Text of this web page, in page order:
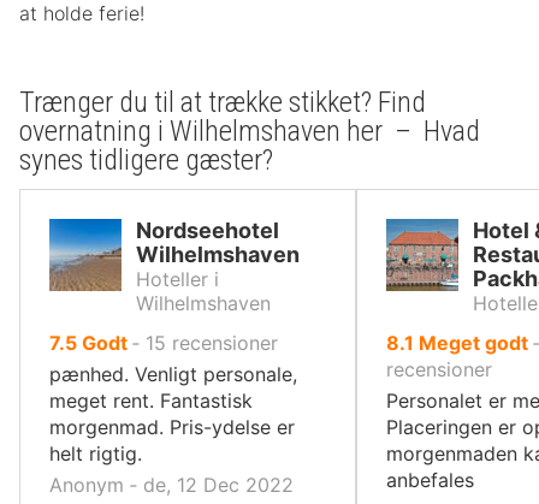
at holde ferie!
Trænger du til at trække stikket? Find
overnatning i Wilhelmshaven her – Hvad
synes tidligere gæster?
Nordseehotel
Wilhelmshaven
Hoteller i
Wilhelmshaven
7.5ud
af
10,
Godt ‐ 15 recensioner
pænhed. Venligt personale,
meget rent. Fantastisk
morgenmad. Pris-ydelse er
helt rigtig.
Anonym ‐ de, 12 Dec 2022
Hotel
8.1 ud
af
10,
Meget godt
recensioner
Personalet er
Placeringen er
morgenmaden
anbefales